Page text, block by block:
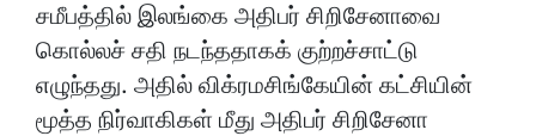
சமீபத்தில் இலங்கை அதிபர் சிறிசேனாவை
கொல்லச் சதி நடந்ததாகக் குற்றச்சாட்டு
எழுந்தது. அதில் விக்ரமசிங்கேயின் கட்சியின்
மூத்த நிர்வாகிகள் மீது அதிபர் சிறிசேனா